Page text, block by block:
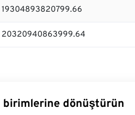
19304893820799.66
20320940863999.64
dönüştürün